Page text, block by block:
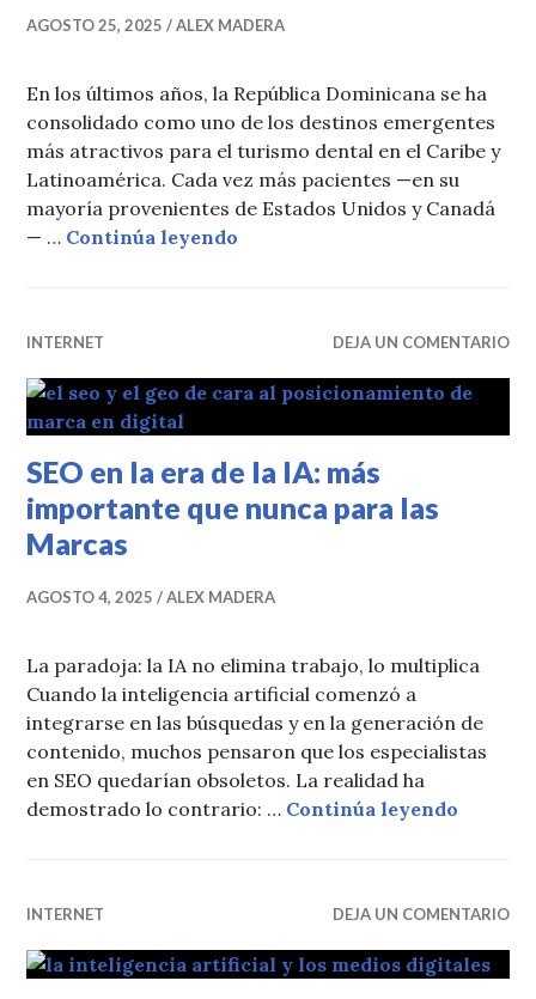
AGOSTO 25, 2025 ALEX MADERA
En los últimos años, la República Dominicana se ha
consolidado como uno de los destinos emergentes
más atractivos para el turismo dental en el Caribe y
Latinoamérica. Cada vez más pacientes —en su
mayoría provenientes de Estados Unidos y Canadá
— … Continúa leyendo
INTERNET DEJA UN COMENTARIO
SEO en la era de la IA: más
importante que nunca para las
Marcas
AGOSTO 4, 2025 ALEX MADERA
La paradoja: la IA no elimina trabajo, lo multiplica
Cuando la inteligencia artificial comenzó a
integrarse en las búsquedas y en la generación de
contenido, muchos pensaron que los especialistas
en SEO quedarían obsoletos. La realidad ha
demostrado lo contrario: … Continúa leyendo
INTERNET DEJA UN COMENTARIO